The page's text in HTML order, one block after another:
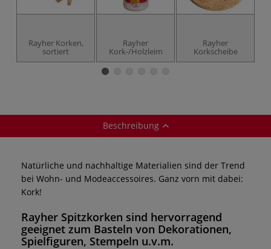
Rayher Korken,
sortiert
Rayher
Kork-/Holzleim
Rayher
Korkscheibe
Beschreibung
Natürliche und nachhaltige Materialien sind der Trend
bei Wohn- und Modeaccessoires. Ganz vorn mit dabei:
Kork!
Rayher Spitzkorken sind hervorragend
geeignet zum Basteln von Dekorationen,
Spielfiguren, Stempeln u.v.m.